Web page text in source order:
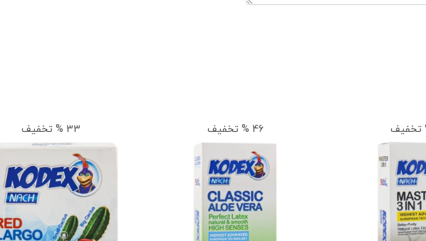
46 % تخفیف 33 % تخفیف